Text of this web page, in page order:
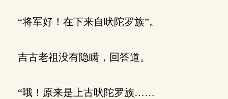
“将军好！在下来自吠陀罗族”。
吉古老祖没有隐瞒，回答道。
“哦！原来是上古吠陀罗族……